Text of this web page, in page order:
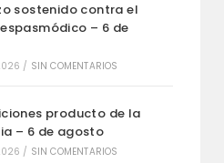
sostenido contra el
– 6 de
/ SIN COMENTARIOS
producto de la
– 6 de agosto
/ SIN COMENTARIOS